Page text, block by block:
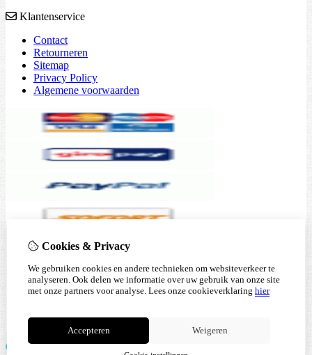
Klantenservice
Contact
Retourneren
Sitemap
Privacy Policy
Algemene voorwaarden
Cookies & Privacy
We gebruiken cookies en andere technieken om websiteverkeer te
analyseren. Ook delen we informatie over uw gebruik van onze site
met onze partners voor analyse. Lees onze cookieverklaring hier
Accepteren Weigeren